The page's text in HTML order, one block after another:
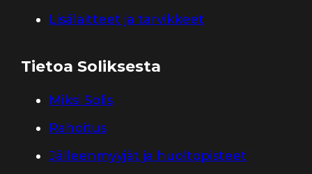
Lisälaitteet ja tarvikkeet
Tietoa Soliksesta
Miksi Solis
Rahoitus
Jälleenmyyjät ja huoltopisteet